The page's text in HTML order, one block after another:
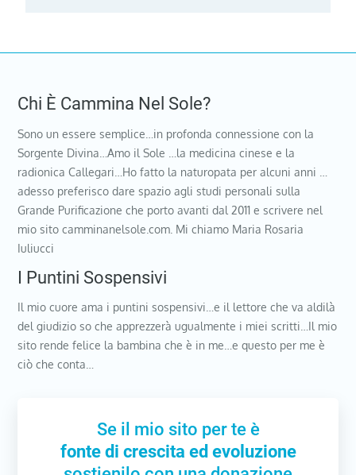
Chi È Cammina Nel Sole?
Sono un essere semplice…in profonda connessione con la
Sorgente Divina…Amo il Sole …la medicina cinese e la
radionica Callegari…Ho fatto la naturopata per alcuni anni …
adesso preferisco dare spazio agli studi personali sulla
Grande Purificazione che porto avanti dal 2011 e scrivere nel
mio sito camminanelsole.com. Mi chiamo Maria Rosaria
Iuliucci
I Puntini Sospensivi
Il mio cuore ama i puntini sospensivi…e il lettore che va aldilà
del giudizio so che apprezzerà ugualmente i miei scritti…Il mio
sito rende felice la bambina che è in me…e questo per me è
ciò che conta…
Se il mio sito per te è
fonte di crescita ed evoluzione